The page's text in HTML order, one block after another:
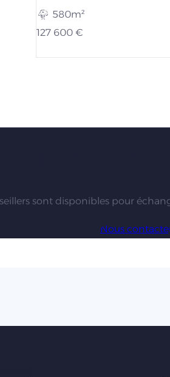
580m²
127 600 €
sont disponibles pour
Nous